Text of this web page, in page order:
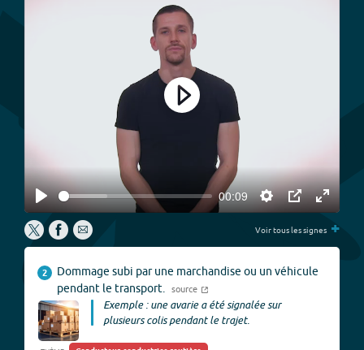
Play
00:09
Settings
PIP
Enter
Play
Voir tous les signes +
2
Dommage subi par une marchandise ou un véhicule
pendant le transport.
source
Exemple : une avarie a été signalée sur
plusieurs colis pendant le trajet.